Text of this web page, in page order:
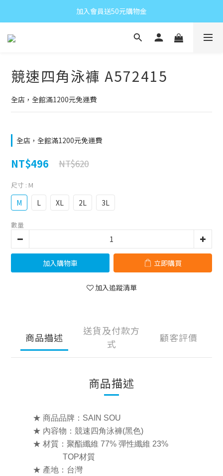
加入會員送50元購物金
競速四角泳褲 A572415
全店，全館滿1200元免運費
全店，全館滿1200元免運費
NT$496 NT$620
尺寸 : M
M L XL 2L 3L
數量
加入購物車 立即購買
加入追蹤清單
商品描述
送貨及付款方
式
顧客評價
商品描述
★ 商品品牌：SAIN SOU
★ 內容物：競速四角泳褲(黑色)
★ 材質：聚酯纖維 77% 彈性纖維 23%
TOP材質
★ 產地：台灣